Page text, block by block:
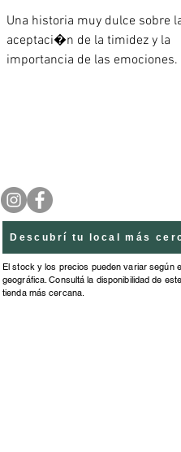
Una historia muy dulce sobre
aceptaci�n de la timidez y la
importancia de las emociones.
Descubrí tu local más
El stock y los precios pueden variar según
geográfica. Consultá la disponibilidad de
tienda más cercana.